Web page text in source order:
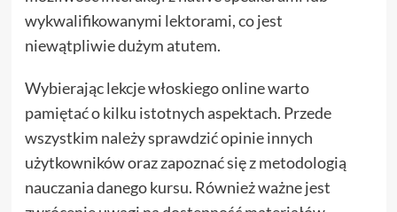
wykwalifikowanymi lektorami, co jest
niewątpliwie dużym atutem.
Wybierając lekcje włoskiego online warto
pamiętać o kilku istotnych aspektach. Przede
wszystkim należy sprawdzić opinie innych
użytkowników oraz zapoznać się z metodologią
nauczania danego kursu. Również ważne jest